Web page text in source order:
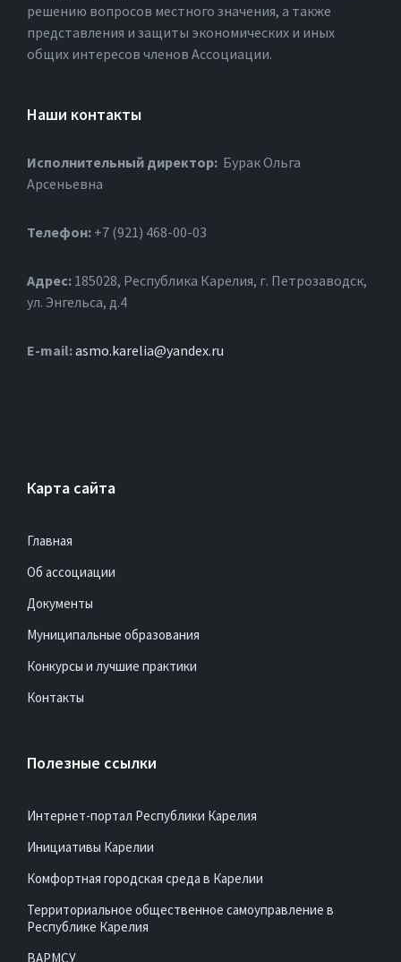
решению вопросов местного значения, а также
представления и защиты экономических и иных
общих интересов членов Ассоциации.
Наши контакты
Исполнительный директор: Бурак Ольга
Арсеньевна
Телефон: +7 (921) 468-00-03
Адрес: 185028, Республика Карелия, г. Петрозаводск,
ул. Энгельса, д.4
Е-mail:asmo.karelia@yandex.ru
Карта сайта
Главная
Об ассоциации
Документы
Муниципальные образования
Конкурсы и лучшие практики
Контакты
Полезные ссылки
Интернет-портал Республики Карелия
Инициативы Карелии
Комфортная городская среда в Карелии
Территориальное общественное самоуправление в
Республике Карелия
ВАРМСУ